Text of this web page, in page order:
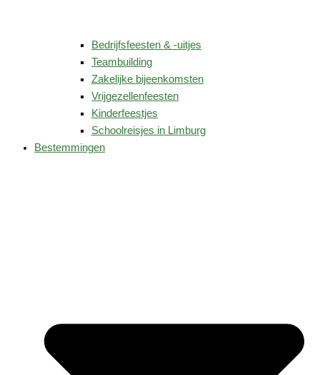
Bedrijfsfeesten & -uitjes
Teambuilding
Zakelijke bijeenkomsten
Vrijgezellenfeesten
Kinderfeestjes
Schoolreisjes in Limburg
Bestemmingen